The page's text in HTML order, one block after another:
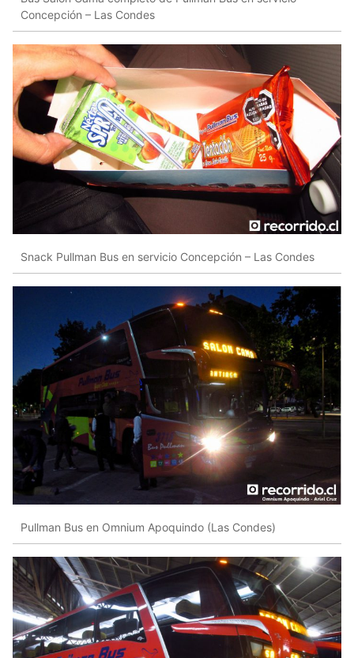
Concepción – Las Condes
Snack Pullman Bus en servicio Concepción – Las Condes
Pullman Bus en Omnium Apoquindo (Las Condes)